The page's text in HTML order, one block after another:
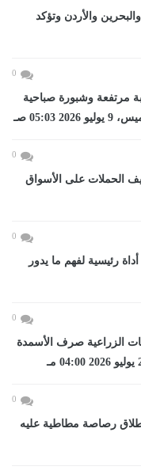
والأردن وتؤكد
0
يوليو 2026.. رطوبة مرتفعة وشبورة صباحية
صـ
0
الحملات على الأسواق
0
رئيسية لفهم ما يدور
0
الزراعية صرف الأسمدة
0
رصاصة مطاطية عليه